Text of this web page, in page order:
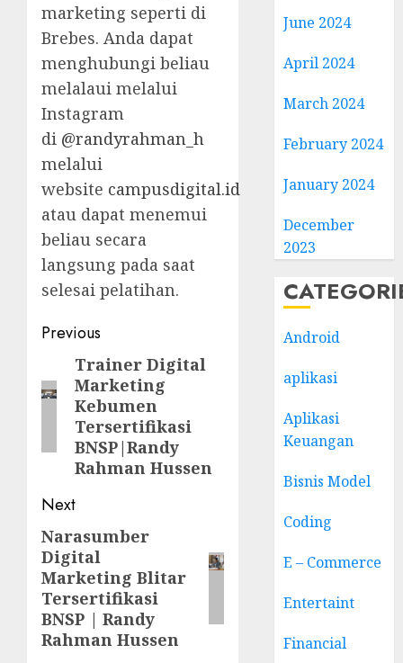
marketing seperti di
Brebes. Anda dapat
menghubungi beliau
melalaui melalui
Instagram
di @randyrahman_h
melalui
website campusdigital.id
atau dapat menemui
beliau secara
langsung pada saat
selesai pelatihan.
Post
navigation
Previous
Previous
post:
Trainer Digital
Marketing
Kebumen
Tersertifikasi
BNSP|Randy
Rahman Hussen
Next
Next
post:
Narasumber
Digital
Marketing Blitar
Tersertifikasi
BNSP | Randy
Rahman Hussen
June 2024
April 2024
March 2024
February 2024
January 2024
December
2023
Android
aplikasi
Aplikasi
Keuangan
Bisnis Model
Coding
E – Commerce
Entertaint
Financial